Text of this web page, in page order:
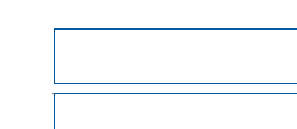
Morgan Stanley
de fondos de inversión
verificaciones y otras
Es importante que los usuarios
restricciones legales y